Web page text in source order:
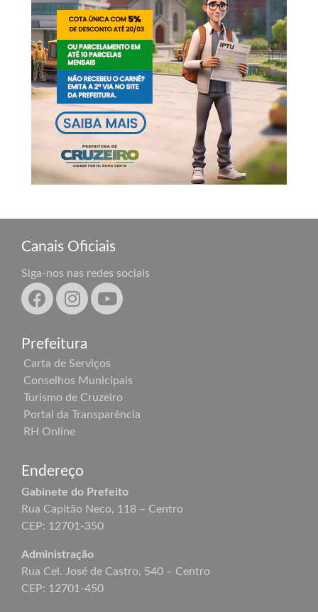
Canais Oficiais
Siga-nos nas redes sociais
Prefeitura
Carta de Serviços
Conselhos Municipais
Turismo de Cruzeiro
Portal da Transparência
RH Online
Endereço
Gabinete do Prefeito
Rua Capitão Neco, 118 – Centro
CEP: 12701-350
Administração
Rua Cel. José de Castro, 540 – Centro
CEP: 12701-450